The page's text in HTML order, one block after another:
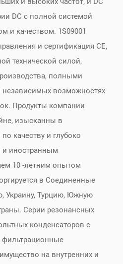
DC с полной системой
и качеством. 1S09001
и сертификация CE,
технической силой,
полными
независимых возможностях
Продукты компании
изысканны в
качеству и глубоко
и иностранным
10 -летним опытом
в Соединенные
Украину, Турцию, Южную
Серии резонансных
конденсаторов с
на внутренних и